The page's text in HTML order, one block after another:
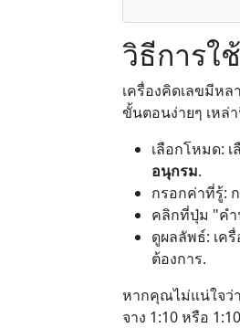
วิธีการใ
เครื่องคิดเลขมีห
ขั้นตอนง่ายๆ เหล่
เลือกโหมด: เ
อนุกรม.
กรอกค่าที่รู้:
คลิกที่ปุ่ม "ค
ดูผลลัพธ์: เค
ต้องการ.
หากคุณไม่แน่ใจว่า
จาง 1:10 หรือ